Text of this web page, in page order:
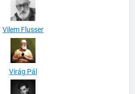
Vilem Flusser
Virág Pál